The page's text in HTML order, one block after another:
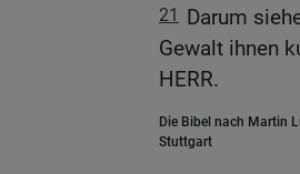
21 Darum
Gewalt ihnen
HERR.
Die Bibel nach Martin
Stuttgart